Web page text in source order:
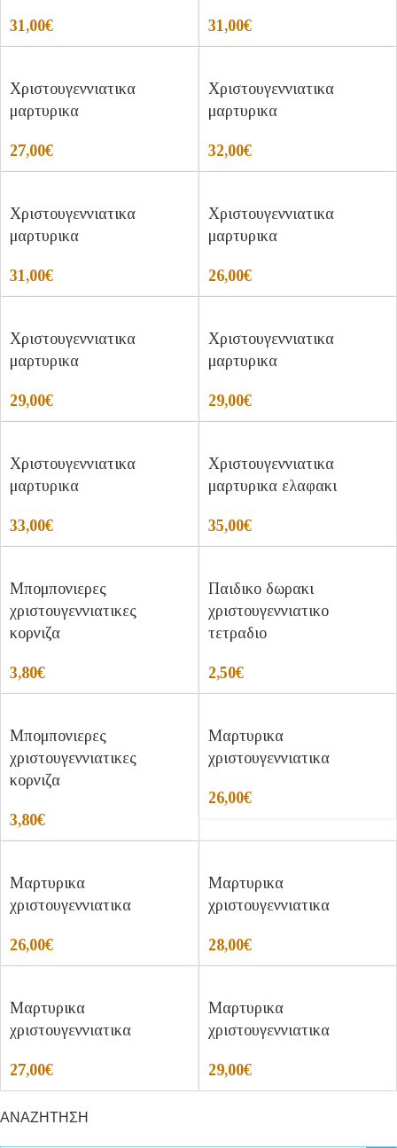
31,00€ 31,00€
Χριστουγεννιατικα
μαρτυρικα
27,00€
Χριστουγεννιατικα
μαρτυρικα
32,00€
Χριστουγεννιατικα
μαρτυρικα
31,00€
Χριστουγεννιατικα
μαρτυρικα
26,00€
Χριστουγεννιατικα
μαρτυρικα
29,00€
Χριστουγεννιατικα
μαρτυρικα
29,00€
Χριστουγεννιατικα
μαρτυρικα
33,00€
Χριστουγεννιατικα
μαρτυρικα ελαφακι
35,00€
Μπομπονιερες
χριστουγεννιατικες
κορνιζα
3,80€
Παιδικο δωρακι
χριστουγεννιατικο
τετραδιο
2,50€
Μπομπονιερες
χριστουγεννιατικες
κορνιζα
3,80€
Μαρτυρικα
χριστουγεννιατικα
26,00€
Μαρτυρικα
χριστουγεννιατικα
26,00€
Μαρτυρικα
χριστουγεννιατικα
28,00€
Μαρτυρικα
χριστουγεννιατικα
27,00€
Μαρτυρικα
χριστουγεννιατικα
29,00€
ΑΝΑΖΗΤΗΣΗ